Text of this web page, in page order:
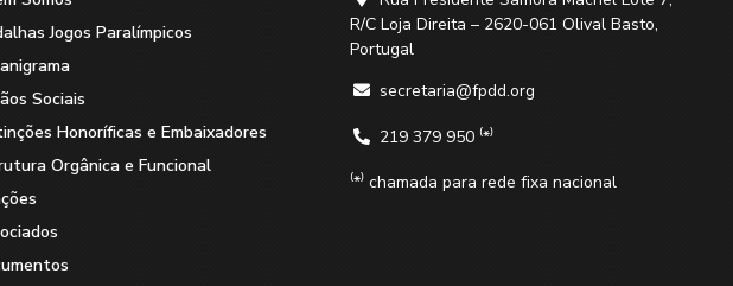
Jogos Paralímpicos
Sociais
Honoríficas e Embaixadores
Orgânica e Funcional
R/C Loja Direita – 2620-061 Olival Basto,
Portugal
 secretaria@fpdd.org

219 379 950 ⁽*⁾
⁽*⁾ chamada para rede fixa nacional